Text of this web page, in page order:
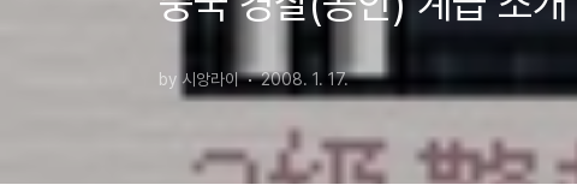
by 시앙라이 2008. 1. 17.